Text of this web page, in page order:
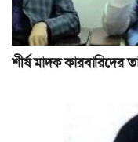
শীর্ষ মাদক কারবারিদের